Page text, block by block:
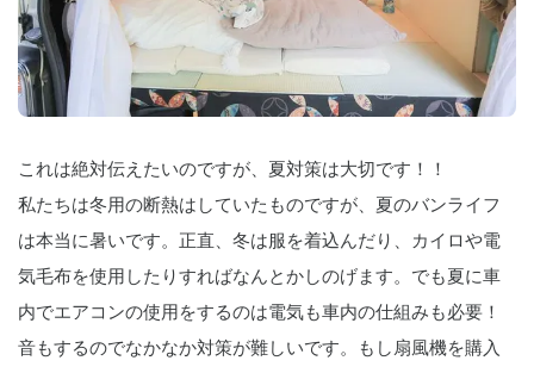
これは絶対伝えたいのですが、夏対策は大切です！！
私たちは冬用の断熱はしていたものですが、夏のバンライフ
は本当に暑いです。正直、冬は服を着込んだり、カイロや電
気毛布を使用したりすればなんとかしのげます。でも夏に車
内でエアコンの使用をするのは電気も車内の仕組みも必要！
音もするのでなかなか対策が難しいです。もし扇風機を購入